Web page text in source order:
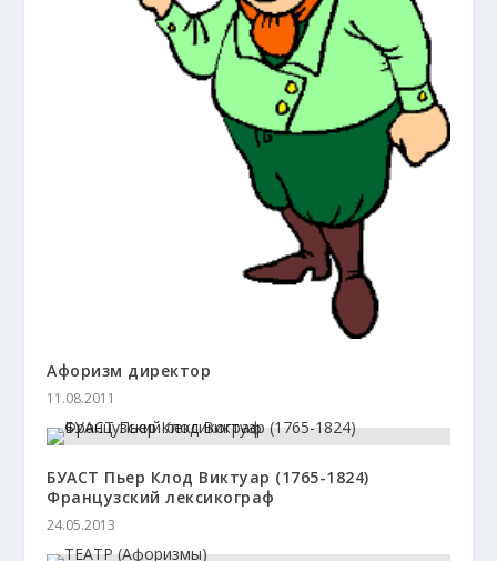
Афоризм директор
11.08.2011
БУАСТ Пьер Клод Виктуар (1765-1824)
Французский лексикограф
24.05.2013